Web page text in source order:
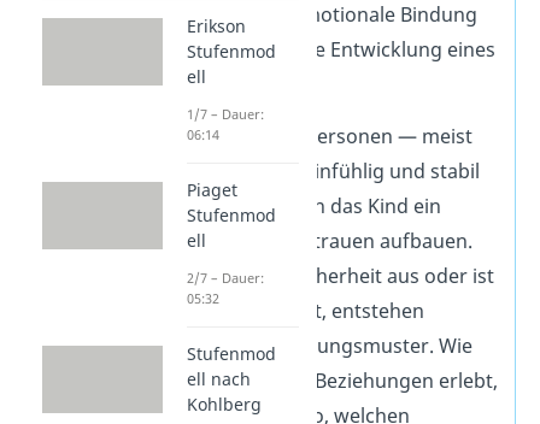
verlässliche emotionale Bindung
für die gesunde Entwicklung eines
Kindes ist.
Wenn Bezugspersonen — meist
die Eltern — feinfühlig und stabil
reagieren, kann das Kind ein
sicheres Urvertrauen aufbauen.
Bleibt diese Sicherheit aus oder ist
sie wechselhaft, entstehen
unsichere Bindungsmuster. Wie
ein Kind frühe Beziehungen erlebt,
beeinflusst also, welchen
Erikson
Stufenmod
ell
1/7 – Dauer:
06:14
Piaget
Stufenmod
ell
2/7 – Dauer:
05:32
Stufenmod
ell nach
Kohlberg